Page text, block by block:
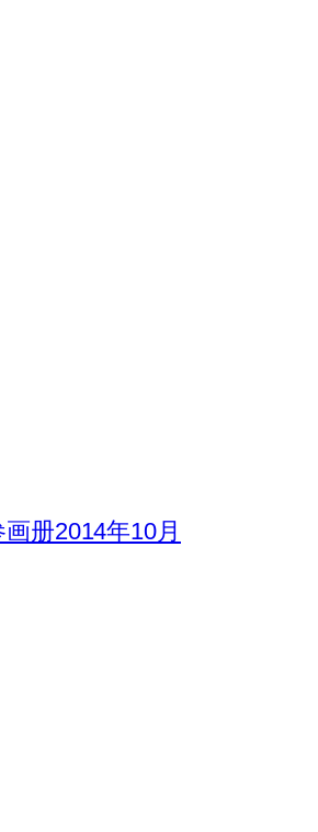
册2014年10月